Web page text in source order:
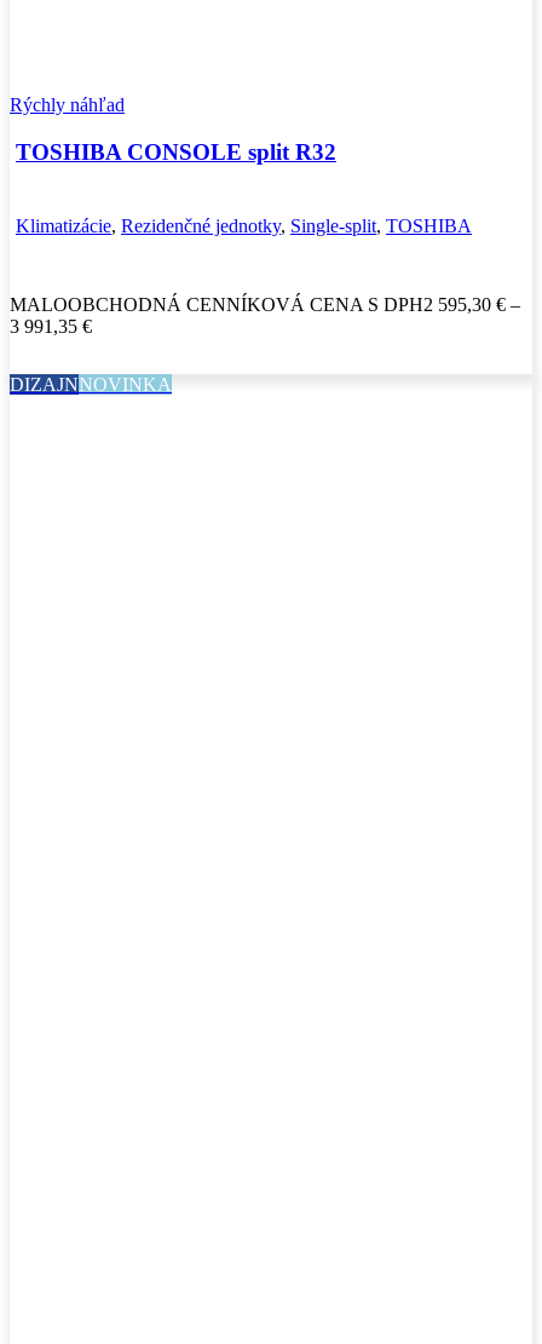
Rýchly náhľad
TOSHIBA CONSOLE split R32
Klimatizácie, Rezidenčné jednotky, Single-split, TOSHIBA
MALOOBCHODNÁ CENNÍKOVÁ CENA S DPH2 595,30 € –
3 991,35 €Price
2
595,30 €
DIZAJNNOVINKA